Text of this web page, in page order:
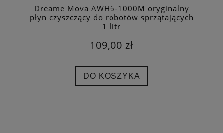
Dreame Mova AWH6-1000M oryginalny
płyn czyszczący do robotów sprzątających
1 litr
109,00 zł
DO KOSZYKA